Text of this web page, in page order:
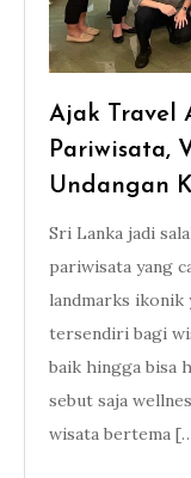
Ajak Travel
Pariwisata,
Undangan
Sri Lanka jadi
pariwisata yang
landmarks ikonik
tersendiri bagi
baik hingga bisa
sebut saja
wisata bertema